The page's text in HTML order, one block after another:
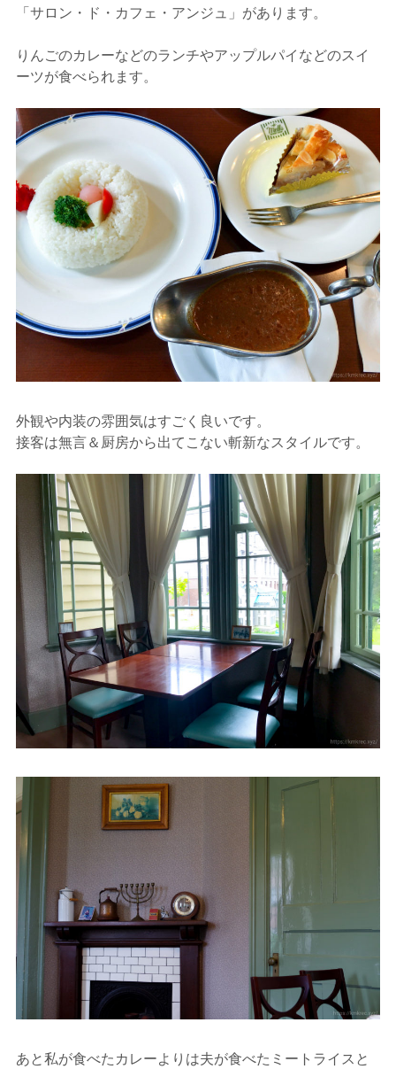
「サロン・ド・カフェ・アンジュ」があります。
りんごのカレーなどのランチやアップルパイなどのスイ
ーツが食べられます。
外観や内装の雰囲気はすごく良いです。
接客は無言＆厨房から出てこない斬新なスタイルです。
あと私が食べたカレーよりは夫が食べたミートライスと